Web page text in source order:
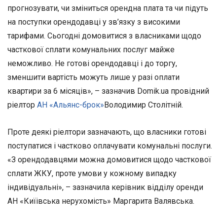
прогнозувати, чи зміниться орендна плата та чи підуть
на поступки орендодавці у зв’язку з високими
тарифами. Сьогодні домовитися з власниками щодо
часткової сплати комунальних послуг майже
неможливо. Не готові орендодавці і до торгу,
зменшити вартість можуть лише у разі оплати
квартири за 6 місяців», – зазначив Domik.ua провідний
ріелтор АН «Альянс-брок»Володимир Столітній.
Проте деякі ріелтори зазначають, що власники готові
поступатися і частково оплачувати комунальні послуги.
«З орендодавцями можна домовитися щодо часткової
сплати ЖКУ, проте умови у кожному випадку
індивідуальні», – зазначила керівник відділу оренди
АН «Киїівська нерухомість» Маргарита Валявська.